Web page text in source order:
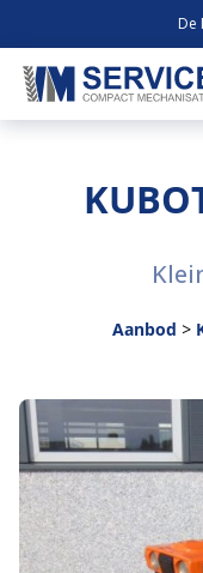
De
Aanbod >